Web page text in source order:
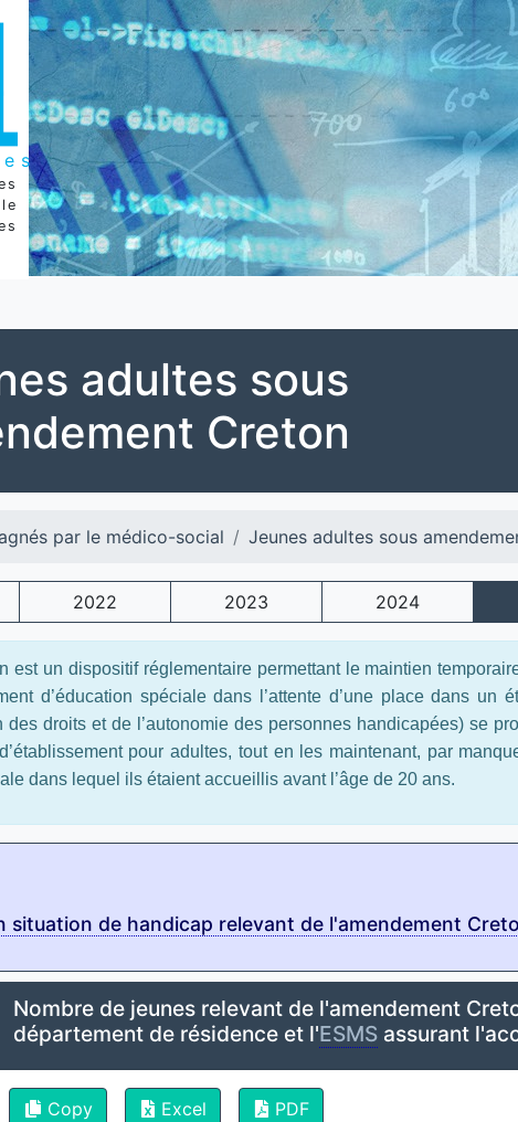
adultes sous
Creton
par le médico-social Jeunes adultes sous
2022 2023 2024
est un dispositif réglementaire permettant le maintien
d’éducation spéciale dans l’attente d’une place dans un
des droits et de l’autonomie des personnes handicapées) se
pour adultes, tout en les maintenant, par
dans lequel ils étaient accueillis avant l’âge de 20 ans.
situation de handicap relevant de l'amendement
Nombre de jeunes relevant de l'amendement
département de résidence et l'ESMSassurant
Copy Excel PDF